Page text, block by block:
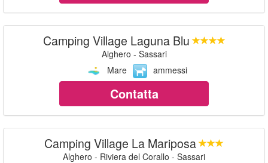
Camping Village Laguna Blu
Alghero - Sassari
Mare
ammessi
Contatta
Camping Village La Mariposa
Alghero - Riviera del Corallo - Sassari